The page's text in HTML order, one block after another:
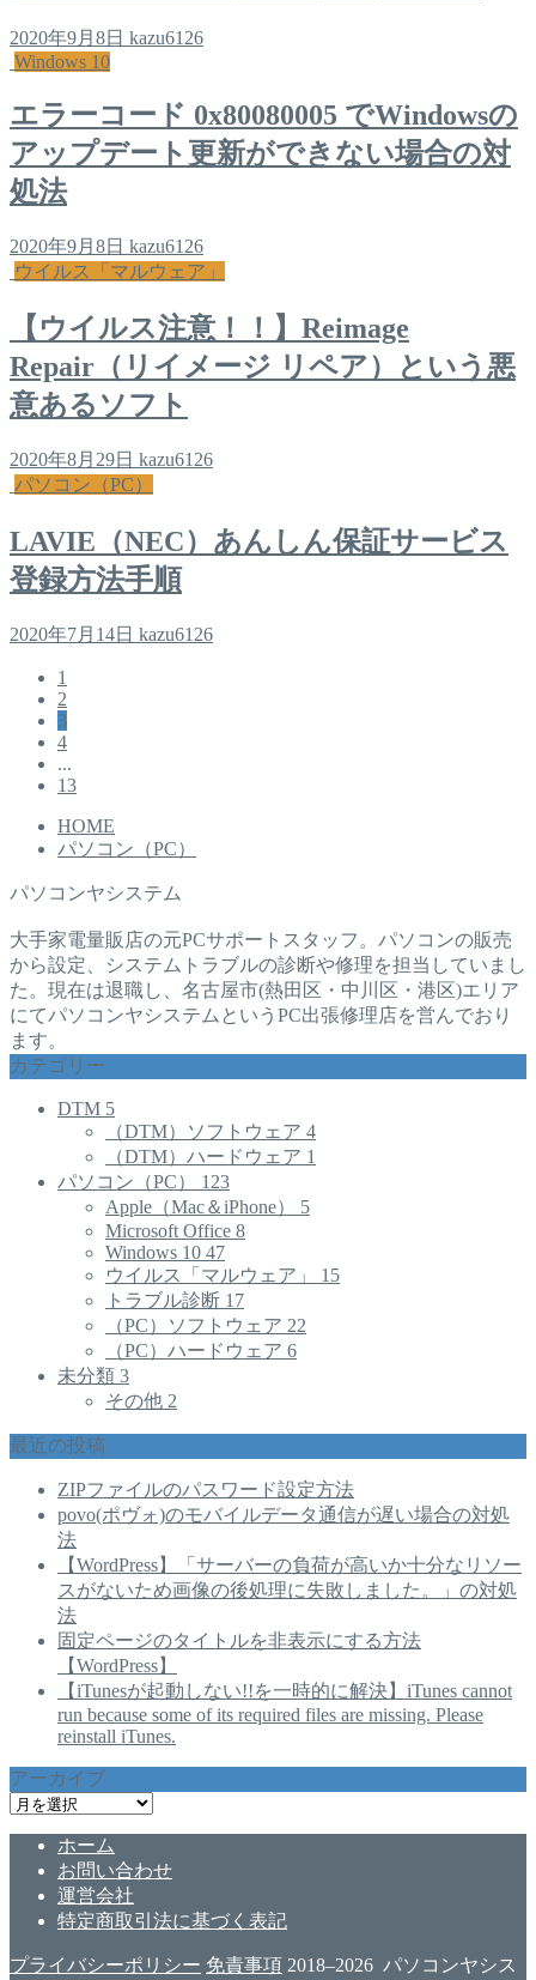
2020年9月8日 kazu6126
Windows 10
エラーコード 0x80080005 でWindowsの
アップデート更新ができない場合の対
処法
2020年9月8日 kazu6126
ウイルス「マルウェア」
【ウイルス注意！！】Reimage
Repair（リイメージ リペア）という悪
意あるソフト
2020年8月29日 kazu6126
パソコン（PC）
LAVIE（NEC）あんしん保証サービス
登録方法手順
2020年7月14日 kazu6126
1
2
3
4
...
13
HOME
パソコン（PC）
パソコンヤシステム
大手家電量販店の元PCサポートスタッフ。パソコンの販売
から設定、システムトラブルの診断や修理を担当していまし
た。現在は退職し、名古屋市(熱田区・中川区・港区)エリア
にてパソコンヤシステムというPC出張修理店を営んでおり
ます。
カテゴリー
DTM 5
（DTM）ソフトウェア 4
（DTM）ハードウェア 1
パソコン（PC） 123
Apple（Mac＆iPhone） 5
Microsoft Office 8
Windows 10 47
ウイルス「マルウェア」 15
トラブル診断 17
（PC）ソフトウェア 22
（PC）ハードウェア 6
未分類 3
その他 2
最近の投稿
ZIPファイルのパスワード設定方法
povo(ポヴォ)のモバイルデータ通信が遅い場合の対処
法
【WordPress】「サーバーの負荷が高いか十分なリソー
スがないため画像の後処理に失敗しました。」の対処
法
固定ページのタイトルを非表示にする方法
【WordPress】
【iTunesが起動しない!!を一時的に解決】iTunes cannot
run because some of its required files are missing. Please
reinstall iTunes.
アーカイブ
ア
ホーム
お問い合わせ
運営会社
特定商取引法に基づく表記
プライバシーポリシー 免責事項 2018–2026 パソコンヤシス